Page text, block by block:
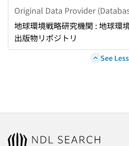
Original Data Provider
地球環境戦略研究機関 : 地球環
出版物リポジトリ
See Less